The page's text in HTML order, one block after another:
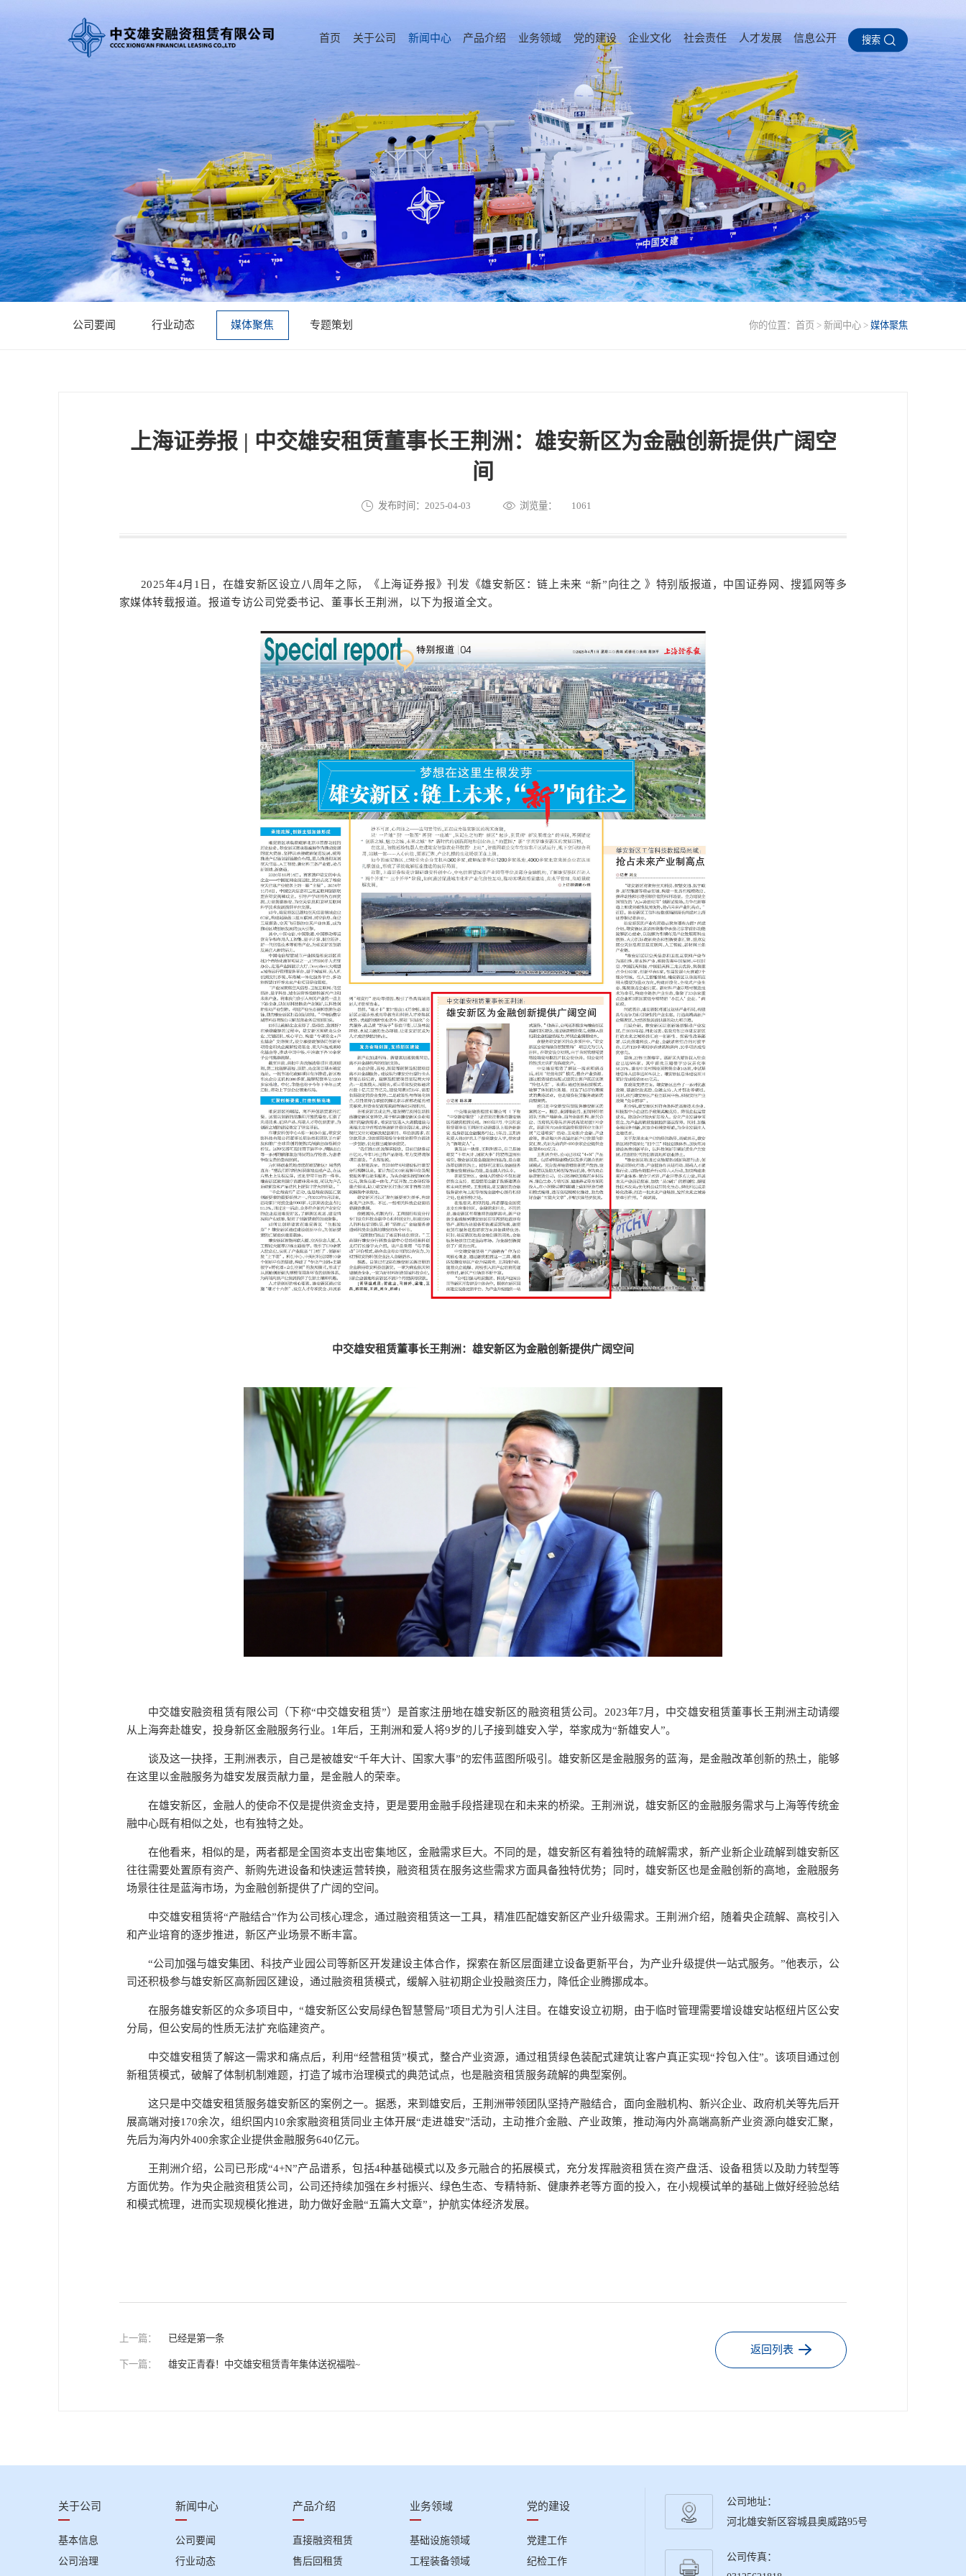
首页 关于公司 新闻中心 产品介绍 业务领域 党的建设 企业文化 社会责任 人才发展 信息公开
公司要闻 行业动态 媒体聚焦 专题策划 你的位置：首页 >新闻中心 >媒体聚焦
上海证券报 | 中交雄安租赁董事长王荆洲：雄安新区为金融创新提供广阔空
间
发布时间：2025-04-03 浏览量： 1061
2025年4月1日，在雄安新区设立八周年之际，《上海证券报》刊发《雄安新区：链上未来 “新”向往之 》特别版报道，中国证券网、搜狐网等多
家媒体转载报道。报道专访公司党委书记、董事长王荆洲，以下为报道全文。
中交雄安租赁董事长王荆洲：雄安新区为金融创新提供广阔空间
中交雄安融资租赁有限公司（下称“中交雄安租赁”）是首家注册地在雄安新区的融资租赁公司。2023年7月，中交雄安租赁董事长王荆洲主动请缨
从上海奔赴雄安，投身新区金融服务行业。1年后，王荆洲和爱人将9岁的儿子接到雄安入学，举家成为“新雄安人”。
谈及这一抉择，王荆洲表示，自己是被雄安“千年大计、国家大事”的宏伟蓝图所吸引。雄安新区是金融服务的蓝海，是金融改革创新的热土，能够
在这里以金融服务为雄安发展贡献力量，是金融人的荣幸。
在雄安新区，金融人的使命不仅是提供资金支持，更是要用金融手段搭建现在和未来的桥梁。王荆洲说，雄安新区的金融服务需求与上海等传统金
融中心既有相似之处，也有独特之处。
在他看来，相似的是，两者都是全国资本支出密集地区，金融需求巨大。不同的是，雄安新区有着独特的疏解需求，新产业新企业疏解到雄安新区
往往需要处置原有资产、新购先进设备和快速运营转换，融资租赁在服务这些需求方面具备独特优势；同时，雄安新区也是金融创新的高地，金融服务
场景往往是蓝海市场，为金融创新提供了广阔的空间。
中交雄安租赁将“产融结合”作为公司核心理念，通过融资租赁这一工具，精准匹配雄安新区产业升级需求。王荆洲介绍，随着央企疏解、高校引入
和产业培育的逐步推进，新区产业场景不断丰富。
“公司加强与雄安集团、科技产业园公司等新区开发建设主体合作，探索在新区层面建立设备更新平台，为产业升级提供一站式服务。”他表示，公
司还积极参与雄安新区高新园区建设，通过融资租赁模式，缓解入驻初期企业投融资压力，降低企业腾挪成本。
在服务雄安新区的众多项目中，“雄安新区公安局绿色智慧警局”项目尤为引人注目。在雄安设立初期，由于临时管理需要增设雄安站枢纽片区公安
分局，但公安局的性质无法扩充临建资产。
中交雄安租赁了解这一需求和痛点后，利用“经营租赁”模式，整合产业资源，通过租赁绿色装配式建筑让客户真正实现“拎包入住”。该项目通过创
新租赁模式，破解了体制机制难题，打造了城市治理模式的典范试点，也是融资租赁服务疏解的典型案例。
这只是中交雄安租赁服务雄安新区的案例之一。据悉，来到雄安后，王荆洲带领团队坚持产融结合，面向金融机构、新兴企业、政府机关等先后开
展高端对接170余次，组织国内10余家融资租赁同业主体开展“走进雄安”活动，主动推介金融、产业政策，推动海内外高端高新产业资源向雄安汇聚，
先后为海内外400余家企业提供金融服务640亿元。
王荆洲介绍，公司已形成“4+N”产品谱系，包括4种基础模式以及多元融合的拓展模式，充分发挥融资租赁在资产盘活、设备租赁以及助力转型等
方面优势。作为央企融资租赁公司，公司还持续加强在乡村振兴、绿色生态、专精特新、健康养老等方面的投入，在小规模试单的基础上做好经验总结
和模式梳理，进而实现规模化推进，助力做好金融“五篇大文章”，护航实体经济发展。
返回列表
上一篇： 已经是第一条
下一篇： 雄安正青春！中交雄安租赁青年集体送祝福啦~
关于公司
基本信息
公司治理
新闻中心
公司要闻
行业动态
产品介绍
直接融资租赁
售后回租赁
业务领域
基础设施领域
工程装备领域
党的建设
党建工作
纪检工作
公司地址：
河北雄安新区容城县奥威路95号
公司传真：